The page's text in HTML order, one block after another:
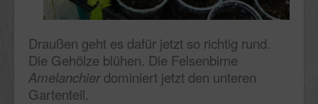
Draußen geht es dafür jetzt so richtig rund.
Die Gehölze blühen. Die Felsenbirne
Amelanchierdominiert jetzt den unteren
Gartenteil.